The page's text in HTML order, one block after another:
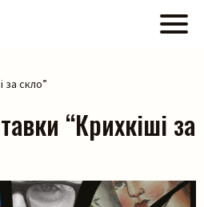
за скло”
“Крихкіші за